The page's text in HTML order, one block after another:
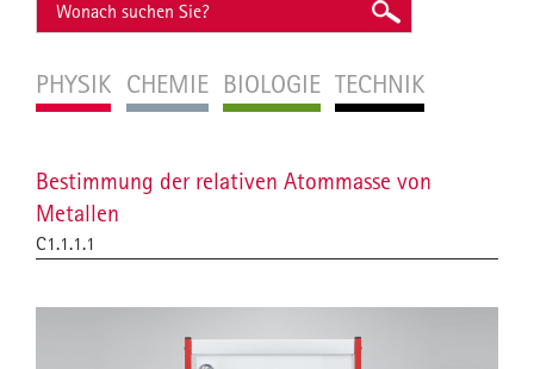
PHYSIK CHEMIE BIOLOGIE TECHNIK
Bestimmung der relativen Atommasse von
Metallen
C1.1.1.1